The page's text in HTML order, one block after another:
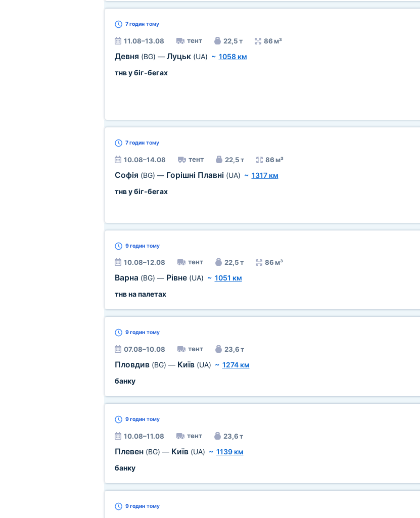
7 годинтому
11.08–13.08 тент 22,5 т 86 м³
Девня (BG) — Луцьк (UA) ~ 1058 км
тнв у біг-бегах
7 годинтому
10.08–14.08 тент 22,5 т 86 м³
Софія (BG) — Горішні Плавні (UA) ~ 1317 км
тнв у біг-бегах
9 годинтому
10.08–12.08 тент 22,5 т 86 м³
Варна (BG) — Рівне (UA) ~ 1051 км
тнв на палетах
9 годинтому
07.08–10.08 тент 23,6 т
Пловдив (BG) — Київ (UA) ~ 1274 км
банку
9 годинтому
10.08–11.08 тент 23,6 т
Плевен (BG) — Київ (UA) ~ 1139 км
банку
9 годинтому